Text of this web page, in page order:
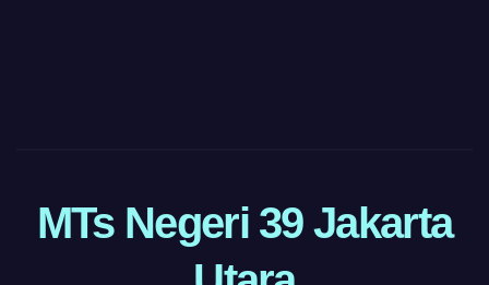
https://ptnobelindonesia.com/
MTs Negeri 39 Jakarta